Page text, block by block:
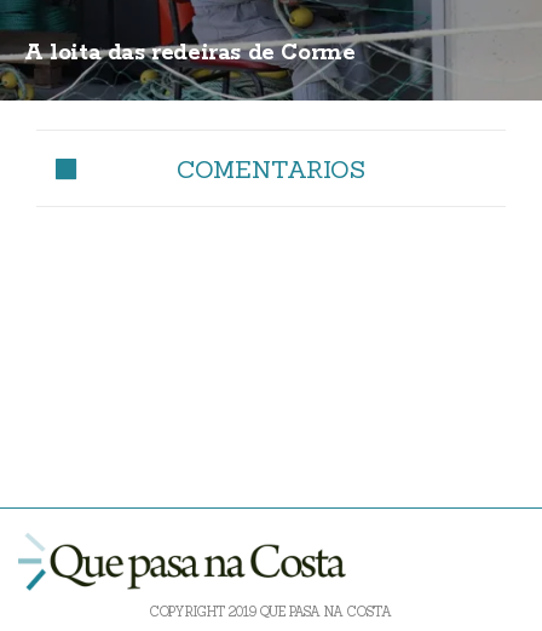
A loita das redeiras de Corme
COMENTARIOS
COPYRIGHT 2019 QUE PASA NA COSTA